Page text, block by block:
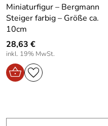
Vorteile / Details –
Seiffener Kirche Höhe ca
Handgefertigt aus
Kunsthandwerk aus
Detailreich gestalteter
Erzgebirgskunst und
Miniaturfigur – Bergmann
Steiger farbig – Größe ca.
10cm
28,63 €
inkl. 19% MwSt.